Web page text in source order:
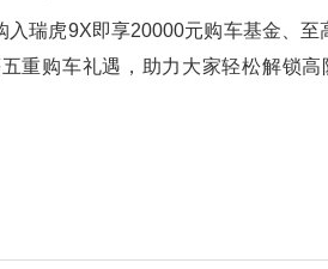
虎9X即享20000元购车基金、至
重购车礼遇，助力大家轻松解锁